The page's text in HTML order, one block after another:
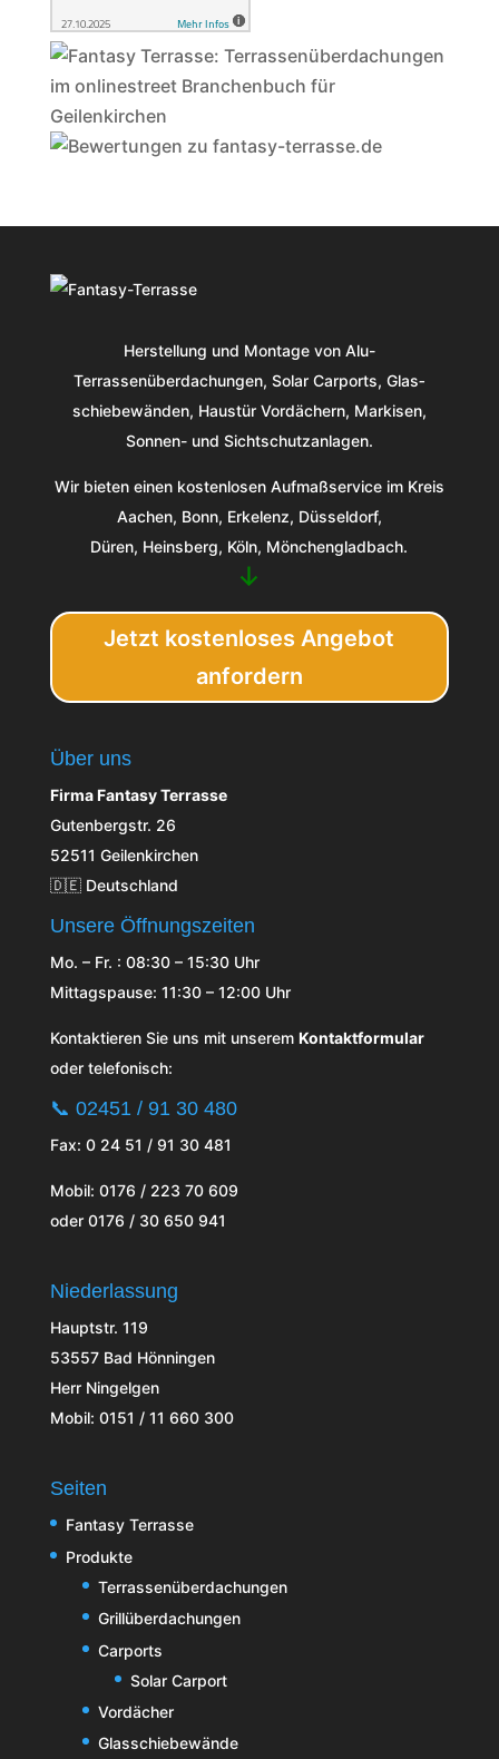
Herstellung und Montage von Alu-
Terrassenüberdachungen, Solar Carports, Glas­
schiebe­wänden, Haustür Vordächern, Markisen,
Sonnen- und Sichtschutzanlagen.
Wir bieten einen kostenlosen Aufmaßservice im Kreis
Aachen, Bonn, Erkelenz, Düsseldorf,
Düren, Heinsberg, Köln, Mönchengladbach.
↓
Jetzt kostenloses Angebot
anfordern
Über uns
Firma Fantasy Terrasse
Gutenbergstr. 26
52511 Geilenkirchen
🇩🇪 Deutschland
Unsere Öffnungszeiten
Mo. – Fr. : 08:30 – 15:30 Uhr
Mittagspause: 11:30 – 12:00 Uhr
Kontaktieren Sie uns mit unserem Kontaktformular
oder telefonisch:
📞 02451 / 91 30 480
Fax: 0 24 51 / 91 30 481
Mobil: 0176 / 223 70 609
oder 0176 / 30 650 941
Niederlassung
Hauptstr. 119
53557 Bad Hönningen
Herr Ningelgen
Mobil: 0151 / 11 660 300
Seiten
Fantasy Terrasse
Produkte
Terrassenüberdachungen
Grillüberdachungen
Carports
Solar Carport
Vordächer
Glasschiebewände